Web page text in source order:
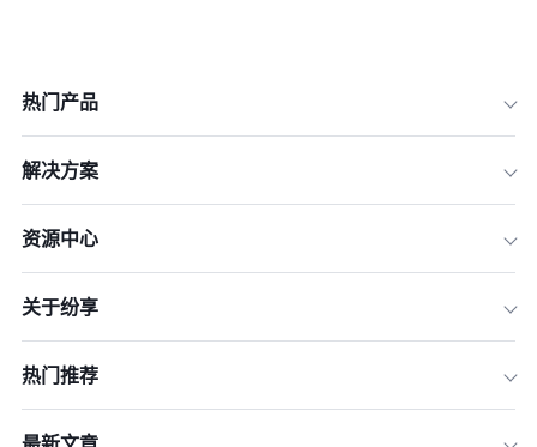
热门产品
解决方案
资源中心
关于纷享
热门推荐